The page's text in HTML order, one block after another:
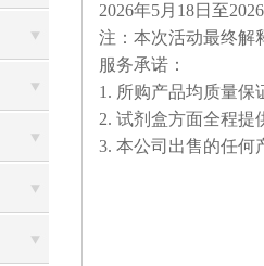
2026年5月18日至
注：本次活动最终解
服务承诺：
1. 所购产品均质量保
2. 试剂盒方面全程提
3. 本公司出售的任何